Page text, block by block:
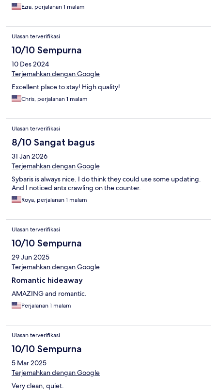
Ezra, perjalanan 1 malam
Ulasan terverifikasi
10/10 Sempurna
10 Des 2024
Terjemahkan dengan Google
Excellent place to stay! High quality!
Chris, perjalanan 1 malam
Ulasan terverifikasi
8/10 Sangat bagus
31 Jan 2026
Terjemahkan dengan Google
Sybaris is always nice. I do think they could use some updating.
And I noticed ants crawling on the counter.
Roya, perjalanan 1 malam
Ulasan terverifikasi
10/10 Sempurna
29 Jun 2025
Terjemahkan dengan Google
Romantic hideaway
AMAZING and romantic.
Perjalanan 1 malam
Ulasan terverifikasi
10/10 Sempurna
5 Mar 2025
Terjemahkan dengan Google
Very clean, quiet.